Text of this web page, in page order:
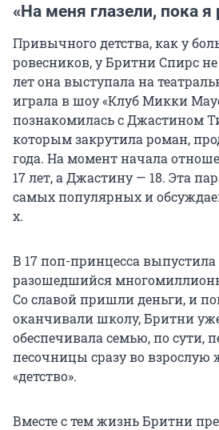
«На меня глазели, пока я
Привычного детства, как у
ровесников, у Бритни Спирс
лет она выступала на
играла в шоу «Клуб Микки
познакомилась с Джастином
которым закрутила роман,
года. На момент начала
17 лет, а Джастину — 18. Эта
самых популярных и
х.
В 17 поп-принцесса
разошедшийся
Со славой пришли деньги, и
оканчивали школу, Бритни
обеспечивала семью, по сути,
песочницы сразу во взрослую
«детство».
Вместе с тем жизнь Бритни